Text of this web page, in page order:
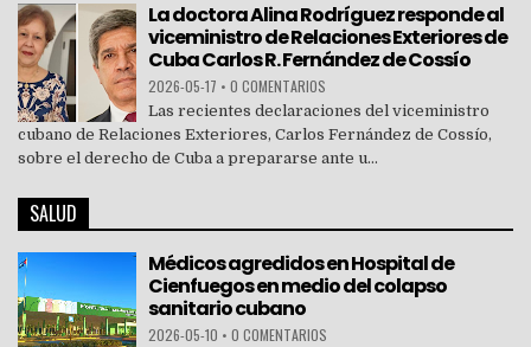
La doctora Alina Rodríguez responde al
viceministro de Relaciones Exteriores de
Cuba Carlos R. Fernández de Cossío
2026-05-17 • 0 COMENTARIOS
Las recientes declaraciones del viceministro
cubano de Relaciones Exteriores, Carlos Fernández de Cossío,
sobre el derecho de Cuba a prepararse ante u...
SALUD
Médicos agredidos en Hospital de
Cienfuegos en medio del colapso
sanitario cubano
2026-05-10 • 0 COMENTARIOS